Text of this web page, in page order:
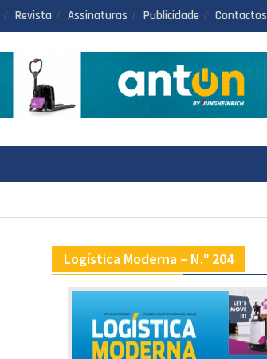
Revista Assinaturas Publicidade Contactos
Logística Moderna – N.º 204